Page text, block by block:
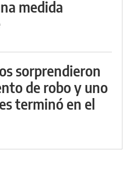
medida
sorprendieron
de robo y uno
terminó en el